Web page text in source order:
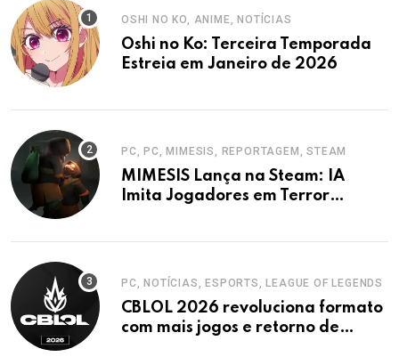
OSHI NO KO, ANIME, NOTÍCIAS
Oshi no Ko: Terceira Temporada
Estreia em Janeiro de 2026
PC, PC, MIMESIS, REPORTAGEM, STEAM
MIMESIS Lança na Steam: IA
Imita Jogadores em Terror
PC, NOTÍCIAS, ESPORTS, LEAGUE OF LEGENDS
CBLOL 2026 revoluciona formato
com mais jogos e retorno de